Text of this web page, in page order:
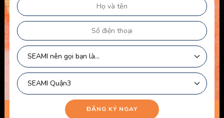
Chính Sách Bảo Mật
Chính Sách Quyền Riêng Tư
Liên kết nhanh
Chính Sách Bảo Mật Của Trẻ Em
Chính Sách Công Khai Của Giáo Viên
Điều Khoản Logo